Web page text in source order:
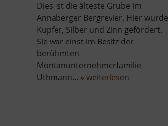
Dies ist die älteste Grube im
Annaberger Bergrevier. Hier wurde
Kupfer, Silber und Zinn gefördert.
Sie war einst im Besitz der
berühmten
Montanunternehmerfamilie
Uthmann... » weiterlesenüber